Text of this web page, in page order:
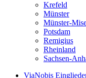
Krefeld
Münster
Münster-
Potsdam
Remigius
Rheinland
Sachsen-
ViaNobis